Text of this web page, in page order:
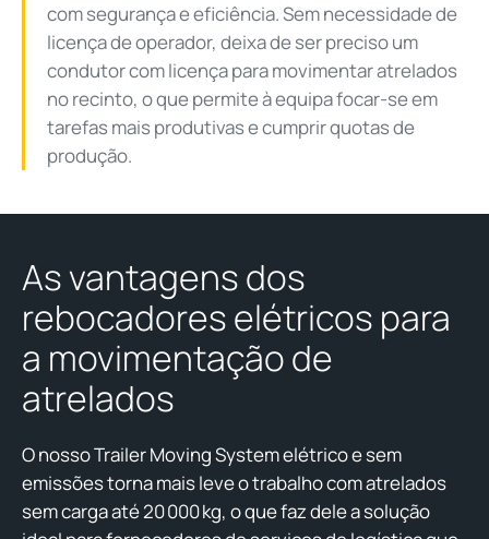
com segurança e eficiência. Sem necessidade de
licença de operador, deixa de ser preciso um
condutor com licença para movimentar atrelados
no recinto, o que permite à equipa focar-se em
tarefas mais produtivas e cumprir quotas de
produção.
As vantagens dos
rebocadores elétricos para
a movimentação de
atrelados
O nosso Trailer Moving System elétrico e sem
emissões torna mais leve o trabalho com atrelados
sem carga até 20 000 kg, o que faz dele a solução